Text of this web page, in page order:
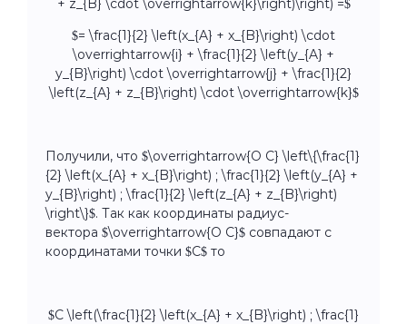
+ z_{B} \cdot \overrightarrow{k}\right)\right) =$
$= \frac{1}{2} \left(x_{A} + x_{B}\right) \cdot
\overrightarrow{i} + \frac{1}{2} \left(y_{A} +
y_{B}\right) \cdot \overrightarrow{j} + \frac{1}{2}
\left(z_{A} + z_{B}\right) \cdot \overrightarrow{k}$
Получили, что $\overrightarrow{O C} \left\{\frac{1}
{2} \left(x_{A} + x_{B}\right) ; \frac{1}{2} \left(y_{A} +
y_{B}\right) ; \frac{1}{2} \left(z_{A} + z_{B}\right)
\right\}$. Так как координаты радиус-
вектора $\overrightarrow{O C}$ совпадают с
координатами точки $C$ то
$C \left(\frac{1}{2} \left(x_{A} + x_{B}\right) ; \frac{1}